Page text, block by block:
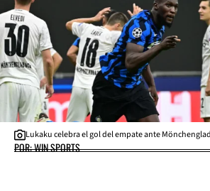
Lukaku celebra el gol del empate ante
POR: WIN SPORTS